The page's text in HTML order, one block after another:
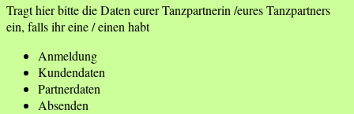
Tragt hier bitte die Daten eurer Tanzpartnerin /eures Tanzpartners
ein, falls ihr eine / einen habt
Anmeldung
Kundendaten
Partnerdaten
Absenden